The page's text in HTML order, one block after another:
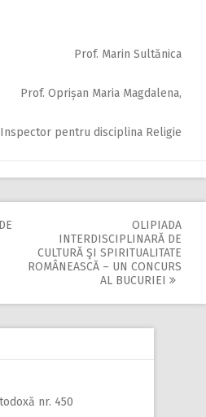
Prof. Marin Sultănica
Prof. Oprișan Maria Magdalena,
Inspector pentru disciplina Religie
OLIPIADA
INTERDISCIPLINARĂ DE
CULTURĂ ŞI SPIRITUALITATE
ROMÂNEASCĂ – UN CONCURS
AL BUCURIEI
nr. 450